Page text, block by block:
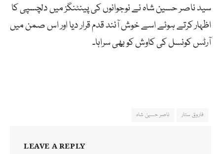
سید ناصر حسین شاہ نے نوجوانوں کی پینٹنگز میں دلچسپی کا
اظہار کرتے ہوئے اسے خوش آئند قدم قرار دیا اور اس صمن میں
آرٹس کونسل کی کاوش کو بھی سراہا۔
فاروق ستار ناصر حسین شاہ
LEAVE A REPLY